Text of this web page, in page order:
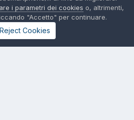
qui0 Membri
i parametri dei cookies o, altrimenti,
"Accetto" per continuare.
Reject Cookies